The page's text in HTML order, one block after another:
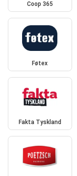
Coop 365
Føtex
Fakta Tyskland